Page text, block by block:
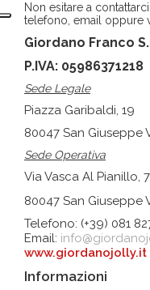
Non esitare a
telefono, email oppure
Giordano Franco
P.IVA: 05986371218
Sede Legale
Piazza Garibaldi, 19
80047 San Giuseppe
Sede Operativa
Via Vasca Al Pianillo,
80047 San Giuseppe
Telefono: (+39) 081
Email:
www.giordanojolly.it
Informazioni